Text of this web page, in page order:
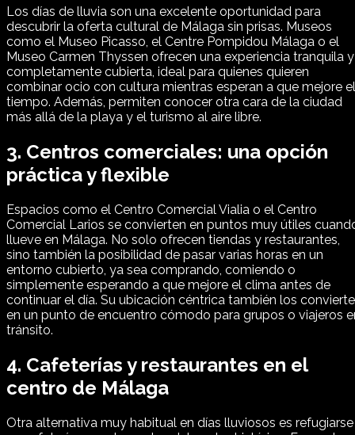
Los días de lluvia son una excelente oportunidad para
descubrir la oferta cultural de Málaga sin prisas. Museos
como el Museo Picasso, el Centre Pompidou Málaga o el
Museo Carmen Thyssen ofrecen una experiencia tranquila y
completamente cubierta, ideal para quienes quieren
combinar ocio con cultura mientras esperan a que mejore el
tiempo. Además, permiten conocer otra cara de la ciudad
más allá de la playa y el turismo al aire libre.
3. Centros comerciales: una opción
práctica y flexible
Espacios como el Centro Comercial Vialia o el Centro
Comercial Larios se convierten en puntos muy útiles
llueve en Málaga. No solo ofrecen tiendas y restaurantes,
sino también la posibilidad de pasar varias horas en un
entorno cubierto, ya sea comprando, comiendo o
simplemente esperando a que mejore el clima antes de
continuar el día. Su ubicación céntrica también los convierte
en un punto de encuentro cómodo para grupos o viajeros
tránsito.
4. Cafeterías y restaurantes en el
centro de Málaga
Otra alternativa muy habitual en días lluviosos es refugiarse